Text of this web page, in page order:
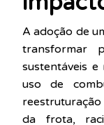
A adoção de
transformar
sustentáveis e
uso de
da frota,